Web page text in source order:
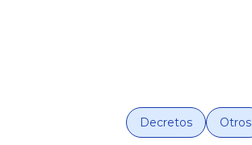
Decretos Otros